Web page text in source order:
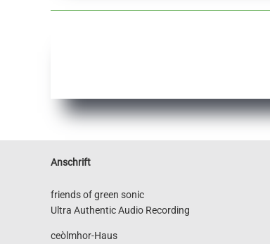
Anschrift
friends of green sonic
Ultra Authentic Audio Recording
ceòlmhor-Haus